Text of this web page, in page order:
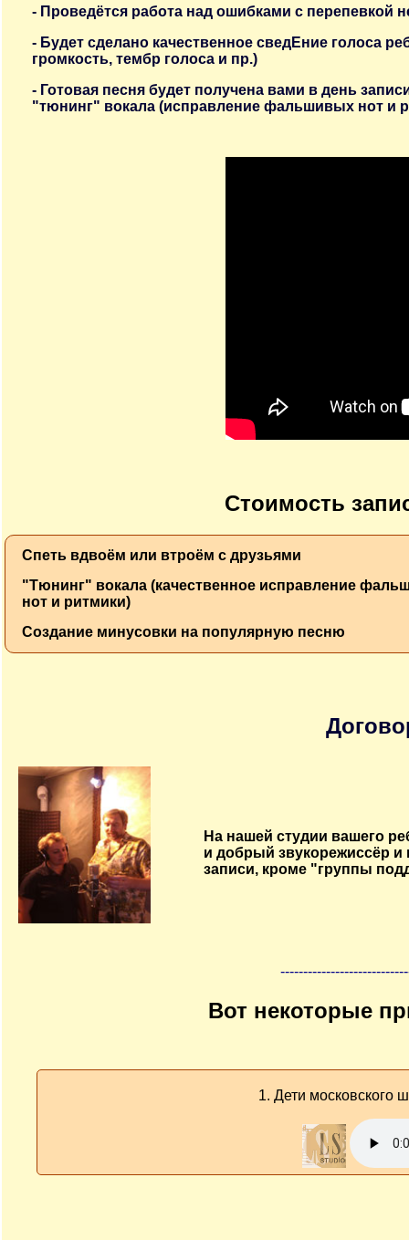
- Проведётся работа над ошибками с перепевкой
- Будет сделано качественное сведЕние голоса
громкость, тембр голоса и пр.)
- Готовая песня будет получена вами в день
"тюнинг" вокала (исправление фальшивых нот и
Стоимость
Спеть вдвоём или втроём с друзьями
"Тюнинг" вокала (качественное исправление
нот и ритмики)
Создание минусовки на популярную песню
На нашей студии вашего
и добрый звукорежиссёр и
записи, кроме "группы
Вот некоторые
1. Дети московского